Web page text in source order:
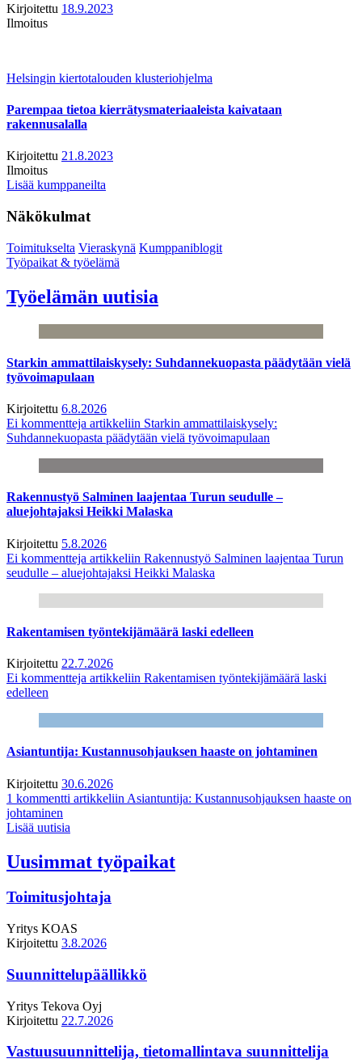
Kirjoitettu 18.9.2023
Ilmoitus
Helsingin kiertotalouden klusteriohjelma
Parempaa tietoa kierrätysmateriaaleista kaivataan
rakennusalalla
Kirjoitettu 21.8.2023
Ilmoitus
Lisää kumppaneilta
Näkökulmat
Toimitukselta Vieraskynä Kumppaniblogit
Työpaikat & työelämä
Työelämän uutisia
Starkin ammattilaiskysely: Suhdannekuopasta päädytään vielä
työvoimapulaan
Kirjoitettu 6.8.2026
Ei kommentteja artikkeliin Starkin ammattilaiskysely:
Suhdannekuopasta päädytään vielä työvoimapulaan
Rakennustyö Salminen laajentaa Turun seudulle –
aluejohtajaksi Heikki Malaska
Kirjoitettu 5.8.2026
Ei kommentteja artikkeliin Rakennustyö Salminen laajentaa Turun
seudulle – aluejohtajaksi Heikki Malaska
Rakentamisen työntekijämäärä laski edelleen
Kirjoitettu 22.7.2026
Ei kommentteja artikkeliin Rakentamisen työntekijämäärä laski
edelleen
Asiantuntija: Kustannusohjauksen haaste on johtaminen
Kirjoitettu 30.6.2026
1 kommentti artikkeliin Asiantuntija: Kustannusohjauksen haaste on
johtaminen
Lisää uutisia
Uusimmat työpaikat
Toimitusjohtaja
Yritys KOAS
Kirjoitettu 3.8.2026
Suunnittelupäällikkö
Yritys Tekova Oyj
Kirjoitettu 22.7.2026
Vastuusuunnittelija, tietomallintava suunnittelija